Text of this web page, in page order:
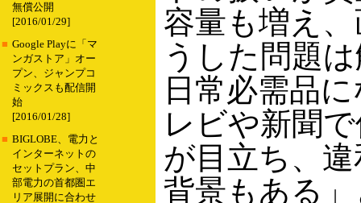
無償公開
[2016/01/29]
■ Google Playに「マ
ンガストア」オー
プン、ジャンプコ
ミックスも配信開
始
[2016/01/28]
■ BIGLOBE、電力と
インターネットの
セットプラン、中
部電力の首都圏エ
リア展開に合わせ
容量も増え
うした問題
日常必需品
レビや新聞
が目立ち、
背景もある